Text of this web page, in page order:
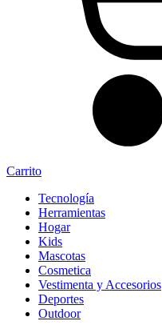
Carrito
Tecnología
Herramientas
Hogar
Kids
Mascotas
Cosmetica
Vestimenta y Accesorios
Deportes
Outdoor